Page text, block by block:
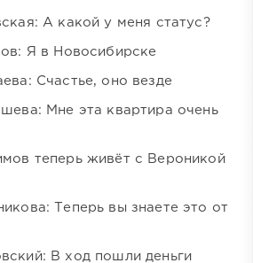
А какой у меня статус?
Я в Новосибирске
Счастье, оно везде
Мне эта квартира очень
теперь живёт с Вероникой
Теперь вы знаете это от
В ход пошли деньги